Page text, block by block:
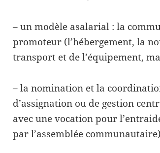
– un modèle asalarial : la
promoteur (l’hébergement, la
transport et de l’équipement,
– la nomination et la
d’assignation ou de gestion
avec une vocation pour
par l’assemblée